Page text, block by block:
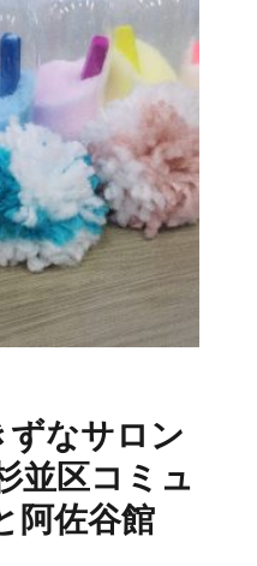
なサロン
並区コミュ
阿佐谷館